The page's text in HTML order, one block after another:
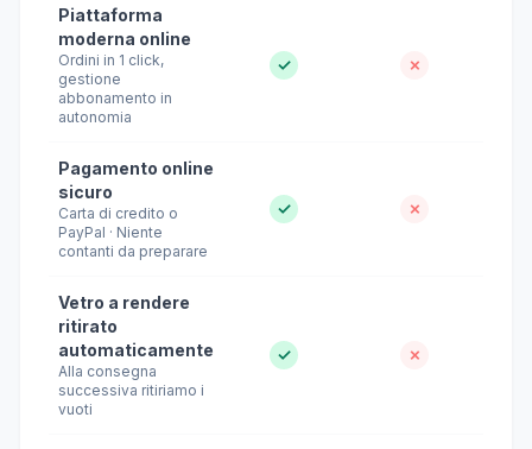
Piattaforma
moderna online
Ordini in 1 click,
gestione
abbonamento in
autonomia
✓ ✗
Pagamento online
sicuro
Carta di credito o
PayPal · Niente
contanti da preparare
✓ ✗
Vetro a rendere
ritirato
automaticamente
Alla consegna
successiva ritiriamo i
vuoti
✓ ✗